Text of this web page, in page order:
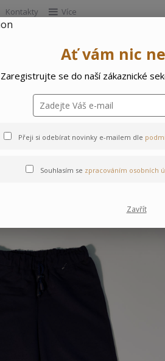
Kontakty Více
Doprodej Ostatní
Ať vám nic
Zaregistrujte se do naší zákaznické
Přeji si odebírat novinky e-mailem dle
Souhlasím se zpracováním osobních
Zavřít